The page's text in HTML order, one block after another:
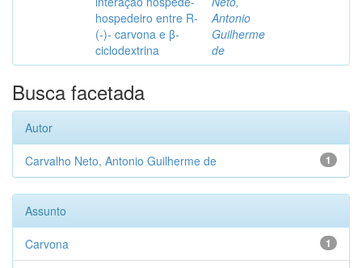
hospedeiro entre R-
(-)- carvona e β-
ciclodextrina
Antonio
Guilherme
de
Busca facetada
Autor
1
Carvalho Neto, Antonio Guilherme de
Assunto
1
Carvona